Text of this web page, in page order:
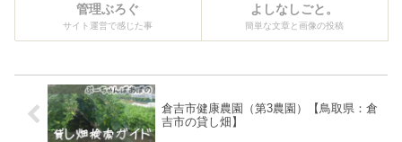
管理ぶろぐ
サイト運営で感じた事
よしなしごと。
簡単な文章と画像の投稿
倉吉市健康農園（第3農園）【鳥取県：倉
吉市の貸し畑】